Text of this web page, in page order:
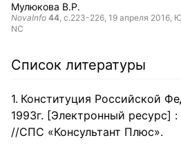
Мулюкова В.Р.
NovaInfo 44, с.223-226, 19 апреля 2016,
NC
Список литературы
Конституция Российской
1993г. [Электронный ресурс]
//СПС «Консультант Плюс».